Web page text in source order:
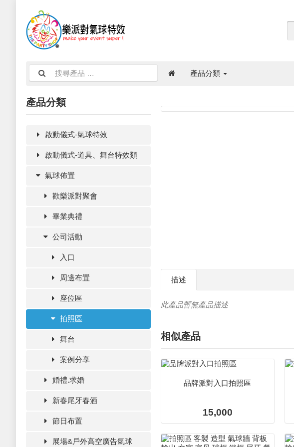
產品分類
產品分類
啟動儀式-氣球特效
啟動儀式-道具、舞台特效類
氣球佈置
歡樂派對聚會
畢業典禮
公司活動
入口
周邊布置
座位區
拍照區
舞台
案例分享
婚禮.求婚
新春尾牙春酒
節日布置
展場&戶外高空廣告氣球
描述
此產品暫無產品描述
相似產品
品牌派對入口拍照區
15,000